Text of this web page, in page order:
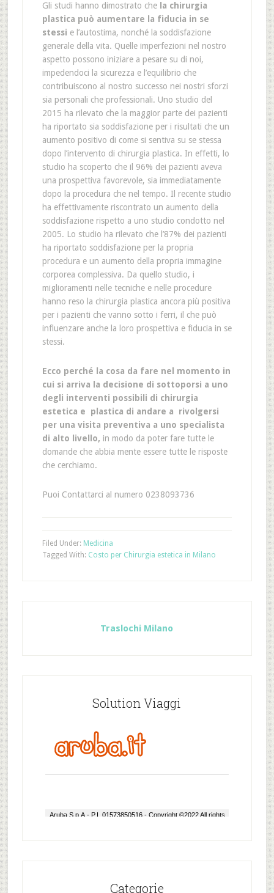
Gli studi hanno dimostrato chela chirurgia
plastica può aumentare la fiducia in se
stessi e l’autostima, nonché la soddisfazione
generale della vita. Quelle imperfezioni nel nostro
aspetto possono iniziare a pesare su di noi,
impedendoci la sicurezza e l’equilibrio che
contribuiscono al nostro successo nei nostri sforzi
sia personali che professionali. Uno studio del
2015 ha rilevato che la maggior parte dei pazienti
ha riportato sia soddisfazione per i risultati che un
aumento positivo di come si sentiva su se stessa
dopo l’intervento di chirurgia plastica. In effetti, lo
studio ha scoperto che il 96% dei pazienti aveva
una prospettiva favorevole, sia immediatamente
dopo la procedura che nel tempo. Il recente studio
ha effettivamente riscontrato un aumento della
soddisfazione rispetto a uno studio condotto nel
2005. Lo studio ha rilevato che l’87% dei pazienti
ha riportato soddisfazione per la propria
procedura e un aumento della propria immagine
corporea complessiva. Da quello studio, i
miglioramenti nelle tecniche e nelle procedure
hanno reso la chirurgia plastica ancora più positiva
per i pazienti che vanno sotto i ferri, il che può
influenzare anche la loro prospettiva e fiducia in se
stessi.
Ecco perché la cosa da fare nel momento in
cui si arriva la decisione di sottoporsi a uno
degli interventi possibili di chirurgia
estetica e plastica di andare a rivolgersi
per una visita preventiva a uno specialista
di alto livello, in modo da poter fare tutte le
domande che abbia mente essere tutte le risposte
che cerchiamo.
Puoi Contattarci al numero 0238093736
Filed Under: Medicina
Tagged With: Costo per Chirurgia estetica in Milano
Traslochi Milano
Solution Viaggi
Categorie